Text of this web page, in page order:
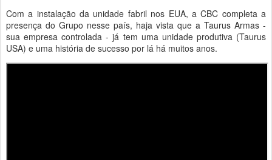
Com a instalação da unidade fabril nos EUA, a CBC completa a
presença do Grupo nesse país, haja vista que a Taurus Armas -
sua empresa controlada - já tem uma unidade produtiva (Taurus
USA) e uma história de sucesso por lá há muitos anos.